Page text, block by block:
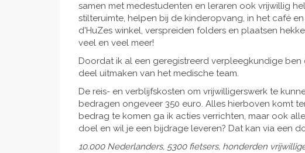
samen met medestudenten en leraren ook vrijwillig
stilteruimte, helpen bij de kinderopvang, in het café
d'HuZes winkel, verspreiden folders en plaatsen
veel en veel meer!
Doordat ik al een geregistreerd verpleegkundige
deel uitmaken van het medische team.
De reis- en verblijfskosten om vrijwilligerswerk te
bedragen ongeveer 350 euro. Alles hierboven komt
bedrag te komen ga ik acties verrichten, maar ook
doel en wil je een bijdrage leveren? Dat kan via een
10.000 Nederlanders, 5300 fietsers, honderden